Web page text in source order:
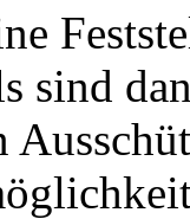
sind